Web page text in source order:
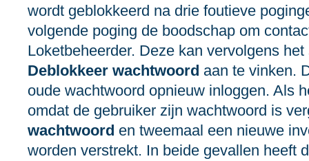
wordt geblokkeerd na drie foutieve
volgende poging de boodschap om
Loketbeheerder. Deze kan vervolgens
Deblokkeer wachtwoord aan te vinken.
oude wachtwoord opnieuw inloggen. Als
omdat de gebruiker zijn wachtwoord is
wachtwoord en tweemaal een nieuwe
worden verstrekt. In beide gevallen heeft